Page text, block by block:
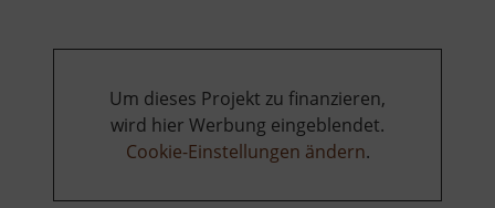
Um dieses Projekt zu finanzieren,
wird hier Werbung eingeblendet.
Cookie-Einstellungen ändern.